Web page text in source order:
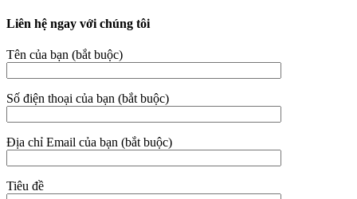
Liên hệ ngay với chúng tôi
Tên của bạn (bắt buộc)
Số điện thoại của bạn (bắt buộc)
Địa chỉ Email của bạn (bắt buộc)
Tiêu đề